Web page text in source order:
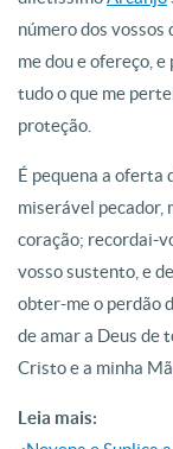
número dos vossos
me dou e ofereço,
tudo o que me
proteção.
É pequena a oferta
miserável pecador,
coração; recordai-
vosso sustento, e
obter-me o perdão
de amar a Deus de
Cristo e a minha
Leia mais: